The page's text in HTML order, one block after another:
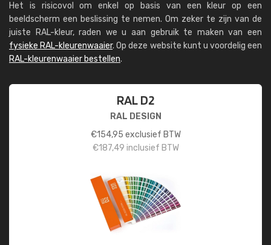
Het is risicovol om enkel op basis van een kleur op een
beeldscherm een beslissing te nemen. Om zeker te zijn van de
juiste RAL-kleur, raden we u aan gebruik te maken van een
fysieke RAL-kleurenwaaier. Op deze website kunt u voordelig een
RAL-kleurenwaaier bestellen.
RAL D2
RAL DESIGN
€154,95 exclusief BTW
€187,49 inclusief BTW